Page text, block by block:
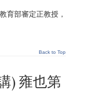
育部審定正教授，
Back to Top
) 雍也第